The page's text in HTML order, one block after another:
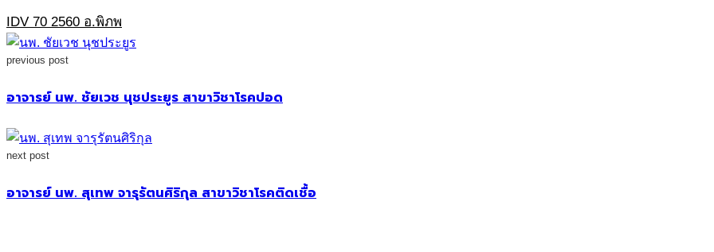
IDV 70 2560 อ.พิภพ
previous post
อาจารย์ นพ. ชัยเวช นุชประยูร สาขาวิชาโรคปอด
next post
อาจารย์ นพ. สุเทพ จารุรัตนศิริกุล สาขาวิชาโรคติดเชื้อ